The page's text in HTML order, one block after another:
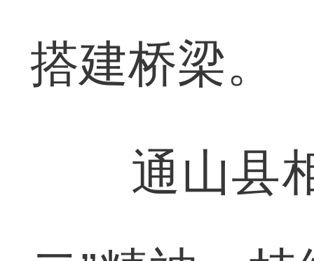
搭建桥梁。
通山县相